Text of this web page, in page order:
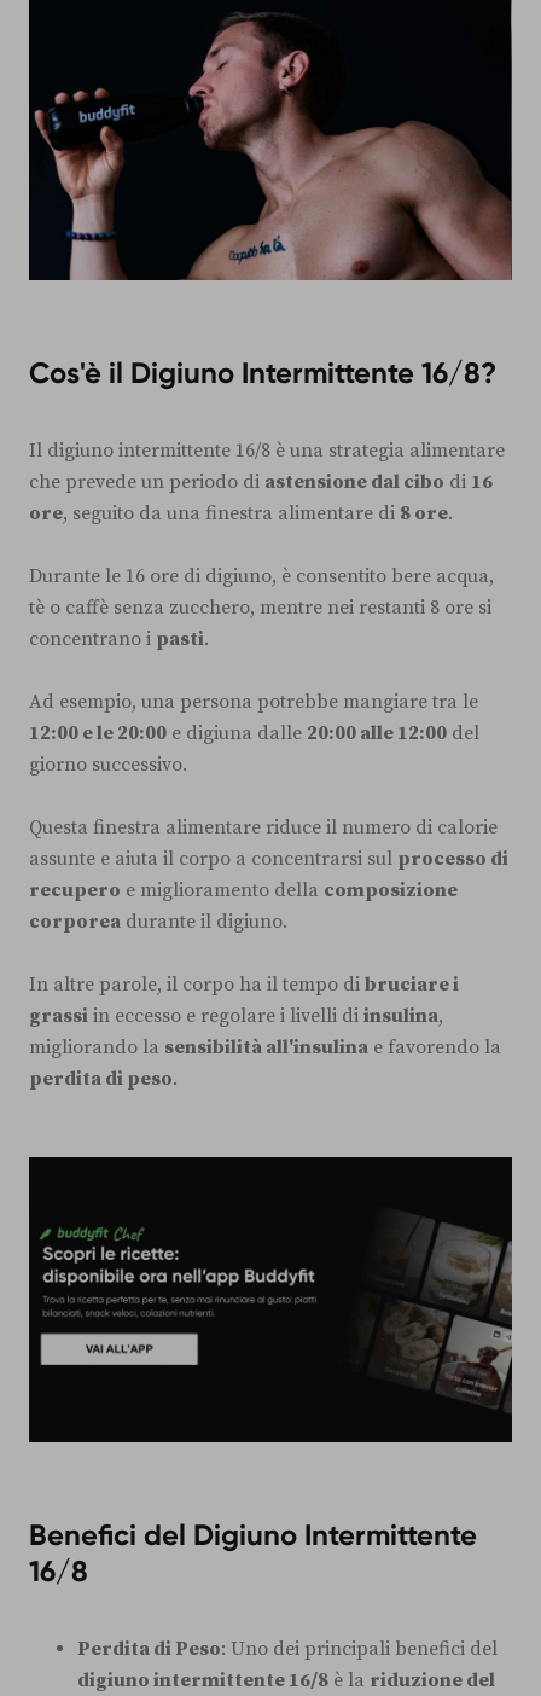
Cos'è il Digiuno Intermittente 16/8?
Il digiuno intermittente 16/8 è una strategia alimentare
che prevede un periodo di astensione dal cibo di 16
ore, seguito da una finestra alimentare di 8 ore.
Durante le 16 ore di digiuno, è consentito bere acqua,
tè o caffè senza zucchero, mentre nei restanti 8 ore si
concentrano i pasti.
Ad esempio, una persona potrebbe mangiare tra le
12:00 e le 20:00 e digiuna dalle 20:00 alle 12:00 del
giorno successivo.
Questa finestra alimentare riduce il numero di calorie
assunte e aiuta il corpo a concentrarsi sul processo di
recupero e miglioramento della composizione
corporea durante il digiuno.
In altre parole, il corpo ha il tempo di bruciare i
grassi in eccesso e regolare i livelli di insulina,
migliorando la sensibilità all'insulina e favorendo la
perdita di peso.
Benefici del Digiuno Intermittente
16/8
Perdita di Peso: Uno dei principali benefici del
digiuno intermittente 16/8 è la riduzione del